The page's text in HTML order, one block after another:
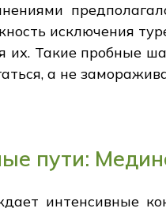
исключения
их. Такие пробные
а не
пути:
интенсивные